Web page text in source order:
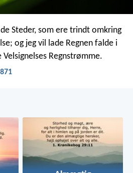
Steder, som ere trindt omkring
og jeg vil lade Regnen falde i
Regnstrømme.